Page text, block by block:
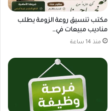
مكتب تنسيق روعة الزومة يطلب
مناديب مبيعات في…
منذ 14 ساعة